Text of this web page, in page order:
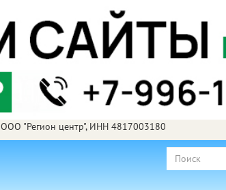
ООО "Регион центр", ИНН 4817003180